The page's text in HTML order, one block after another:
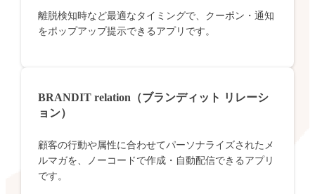
離脱検知時など最適なタイミングで、クーポン・通知
をポップアップ提示できるアプリです。
BRANDIT relation（ブランディット リレーシ
ョン）
顧客の行動や属性に合わせてパーソナライズされたメ
ルマガを、ノーコードで作成・自動配信できるアプリ
です。